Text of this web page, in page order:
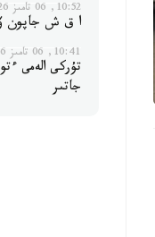
10:52, 06 تامىز 2026
ا ق ش جاپون
10:41, 06 تامىز 2026
تۇركى الەمى
جاتىر